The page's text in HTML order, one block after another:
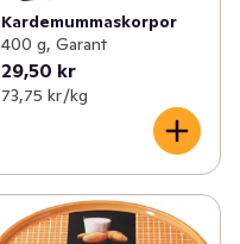
Kardemummaskorpor
400 g, Garant
29,50 kr
73,75 kr /kg